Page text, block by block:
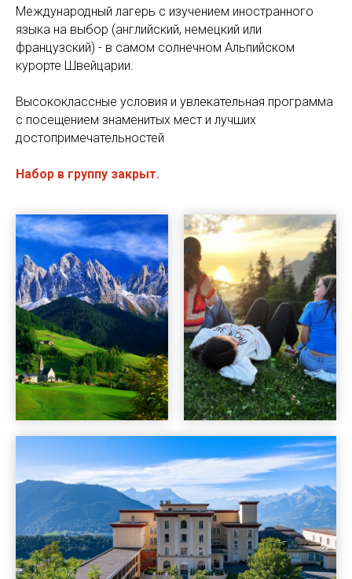
Международный лагерь с изучением иностранного
языка на выбор (английский, немецкий или
французский) - в самом солнечном Альпийском
курорте Швейцарии.
Высококлассные условия и увлекательная программа
с посещением знаменитых мест и лучших
достопримечательностей
Набор в группу закрыт.